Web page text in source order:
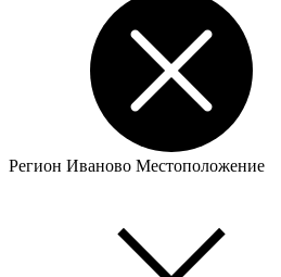
Регион Иваново Местоположение